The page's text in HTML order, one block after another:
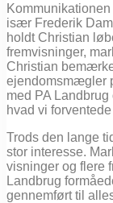
især Frederik
holdt Christian
fremvisninger,
Christian
ejendomsmægler
med PA
hvad vi
Trods den lange
stor interesse.
visninger og flere
Landbrug
gennemført til